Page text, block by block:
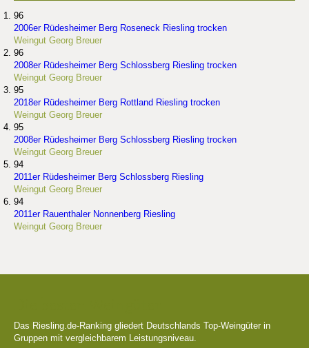
96
2006er Rüdesheimer Berg Roseneck Riesling trocken
Weingut Georg Breuer
96
2008er Rüdesheimer Berg Schlossberg Riesling trocken
Weingut Georg Breuer
95
2018er Rüdesheimer Berg Rottland Riesling trocken
Weingut Georg Breuer
95
2008er Rüdesheimer Berg Schlossberg Riesling trocken
Weingut Georg Breuer
94
2011er Rüdesheimer Berg Schlossberg Riesling
Weingut Georg Breuer
94
2011er Rauenthaler Nonnenberg Riesling
Weingut Georg Breuer
Das Riesling.de-Ranking gliedert Deutschlands Top-Weingüter in
Gruppen mit vergleichbarem Leistungsniveau.